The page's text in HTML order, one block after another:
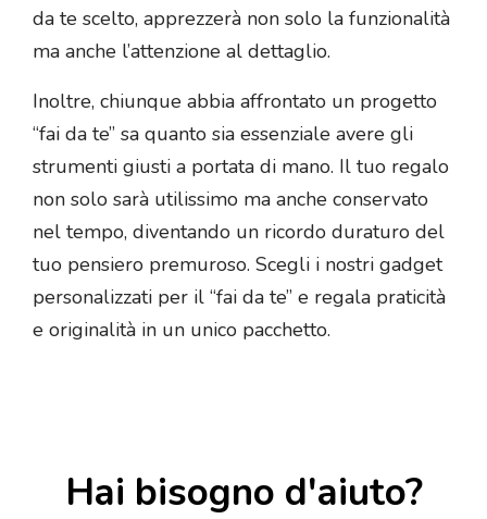
da te scelto, apprezzerà non solo la funzionalità
ma anche l’attenzione al dettaglio.
Inoltre, chiunque abbia affrontato un progetto
“fai da te” sa quanto sia essenziale avere gli
strumenti giusti a portata di mano. Il tuo regalo
non solo sarà utilissimo ma anche conservato
nel tempo, diventando un ricordo duraturo del
tuo pensiero premuroso. Scegli i nostri gadget
personalizzati per il “fai da te” e regala praticità
e originalità in un unico pacchetto.
Hai bisogno d'aiuto?